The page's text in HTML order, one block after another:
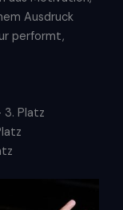
Ausdruck
performt,
Platz